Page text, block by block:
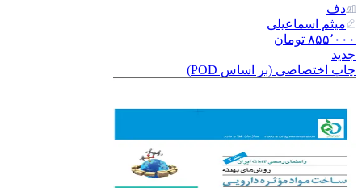
دف
میثم اسماعیلی
۸۵۵٬۰۰۰ تومان
جدید
چاپ اختصاصی (بر اساس POD)